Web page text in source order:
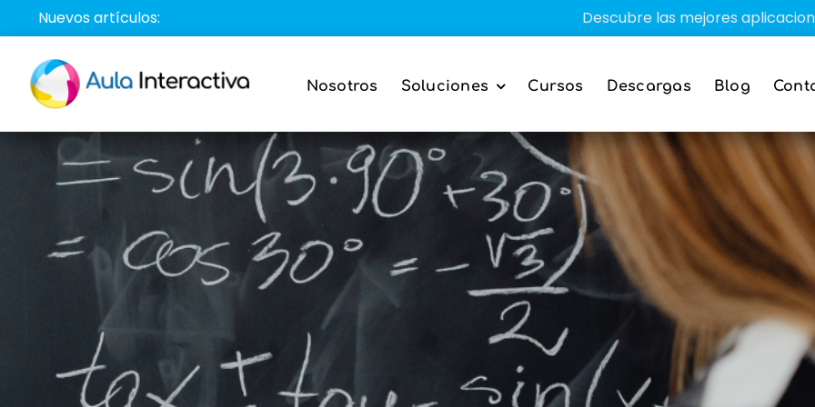
Saltar
al
contenido
Nuevos artículos: Descubre las mejores aplicaciones
Nosotros Soluciones Cursos Descargas Blog